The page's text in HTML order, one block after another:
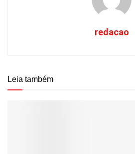
redacao
Leia também